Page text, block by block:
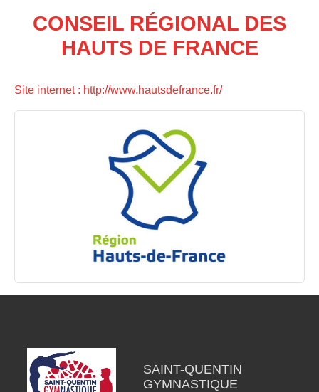
CONSEIL RÉGIONAL DES
HAUTS DE FRANCE
Site internet : http://www.hautsdefrance.fr/
SAINT-QUENTIN
GYMNASTIQUE